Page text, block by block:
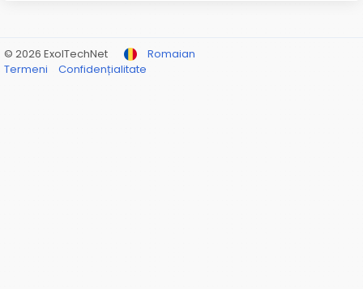
© 2026 ExolTechNet
Romaian
Termeni
Confidențialitate